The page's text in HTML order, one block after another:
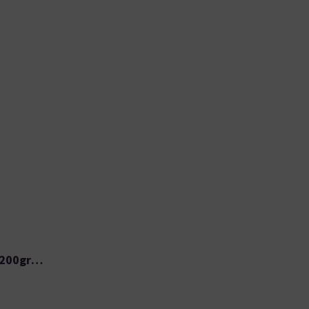
ESPRESSO BLEND “BLACK” 200gr SCURO COFFEE / KOPI SCURO